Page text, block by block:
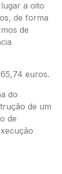
a oito
de forma
de
euros.
do
de um
de